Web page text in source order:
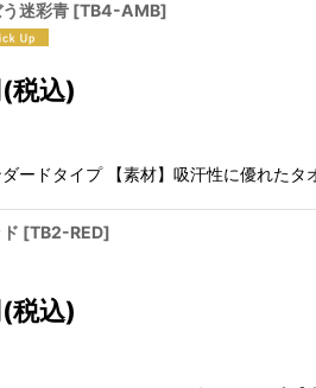
迷彩青 [TB4-AMB]
(税込)
ダードタイプ 【素材】吸汗性に優
[TB2-RED]
(税込)